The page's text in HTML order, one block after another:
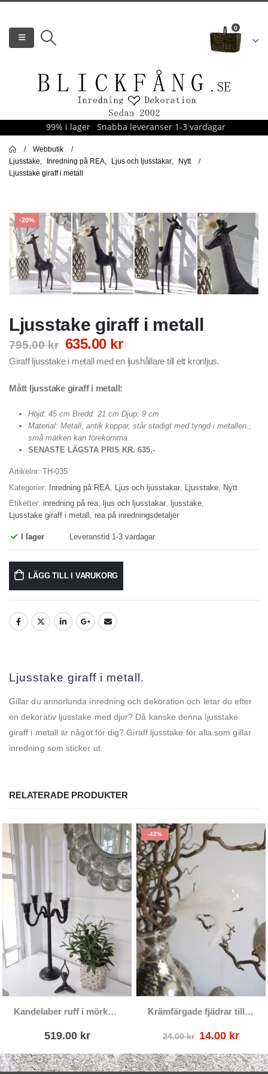
0
99% i lager Snabba leveranser 1-3 vardagar
Webbutik
Ljusstake
Inredning på REA Ljus och ljusstakar
Nytt
Ljusstake giraff i metall
-20%
Ljusstake giraff i metall
795.00kr Det
ursprungliga
var:
635.00 krDet
nuvarande
Giraff ljusstake i metall med en ljushållare till ett kronljus.
Mått ljusstake giraff i metall:
Höjd: 45 cm Bredd: 21 cm Djup: 9 cm
Material: Metall, antik koppar, står stadigt med tyngd i metallen.,
små märken kan förekomma
SENASTE LÄGSTA PRIS KR. 635,-
Artikelnr: TH-035
Kategorier: Inredning på REA Ljus och ljusstakar Ljusstake Nytt
Etiketter: inredning på rea, ljus och ljusstakar, ljusstake,
Ljusstake giraff i metall , rea på inredningsdetaljer
I lager Leveranstid 1-3 vardagar
LÄGG TILL I VARUKORG
Ljusstake giraff i metall.
Gillar du annorlunda inredning och dekoration och letar du efter
en dekorativ ljusstake med djur? Då kanske denna ljusstake
giraff i metall är något för dig? Giraff ljusstake för alla som gillar
inredning som sticker ut.
RELATERADE PRODUKTER
Kandelaber ruff i mörkbrun metall
519.00 kr
-42%
Krämfärgade fjädrar till påskriset
24.00kr Det
priset
var:
14.00 krDet
priset
är: